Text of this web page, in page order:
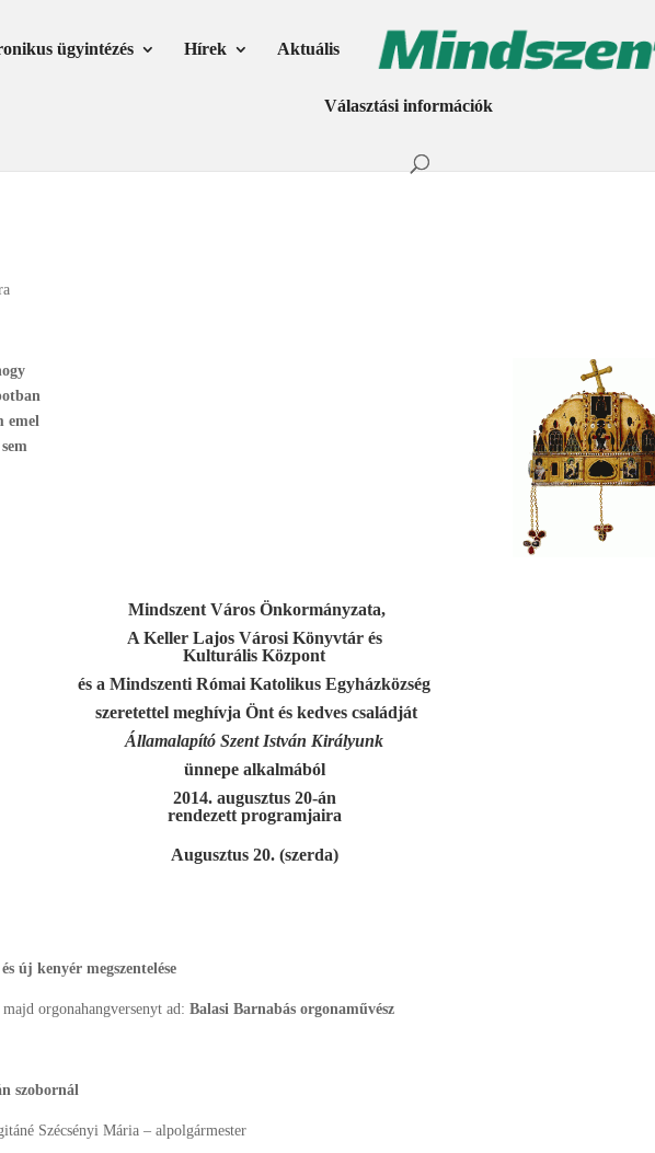
ügyintézés Hírek Aktuális
Választási információk
emel
Mindszent Város Önkormányzata,
A Keller Lajos Városi Könyvtár és
Kulturális Központ
és a Mindszenti Római Katolikus Egyházközség
szeretettel meghívja Önt és kedves családját
Államalapító Szent István Királyunk
ünnepe alkalmából
2014. augusztus 20-án
rendezett programjaira
Augusztus 20. (szerda)
új kenyér megszentelése
orgonahangversenyt ad:Balasi Barnabás orgonaművész
szobornál
Szécsényi Mária – alpolgármester